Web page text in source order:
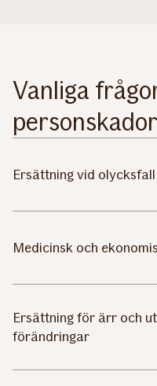
Vanliga
personskador
Ersättning vid
Medicinsk och
Ersättning för ärr och
förändringar